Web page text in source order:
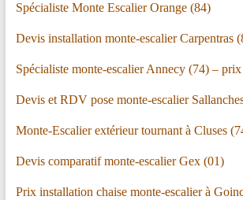
Spécialiste Monte Escalier Orange (84)
Devis installation monte-escalier Carpentras
Spécialiste monte-escalier Annecy (74) –
Devis et RDV pose monte-escalier
Monte-Escalier extérieur tournant à Cluses
Devis comparatif monte-escalier Gex (01)
Prix installation chaise monte-escalier à